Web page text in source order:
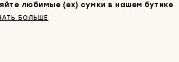
любимые (ex) сумки в нашем бутике
БОЛЬШЕ